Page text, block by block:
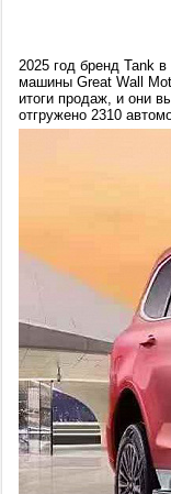
2025 год бренд Tank
машины Great Wall
итоги продаж, и они
отгружено 2310